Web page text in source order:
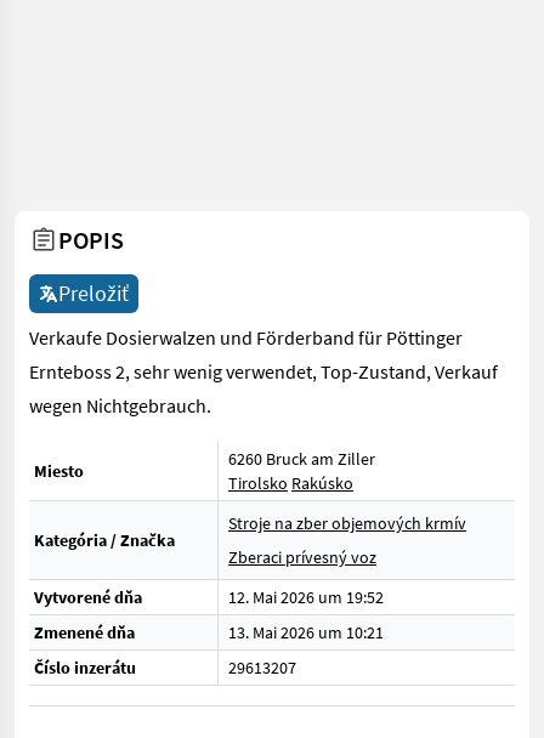
POPIS
Preložiť
Verkaufe Dosierwalzen und Förderband für Pöttinger
Ernteboss 2, sehr wenig verwendet, Top-Zustand, Verkauf
wegen Nichtgebrauch.
Miesto
6260 Bruck am Ziller
Tirolsko Rakúsko
Kategória / Značka
Stroje na zber objemových krmív
Zberaci prívesný voz
Vytvorené dňa
12. Mai 2026 um 19:52
Zmenené dňa
13. Mai 2026 um 10:21
Číslo inzerátu
29613207